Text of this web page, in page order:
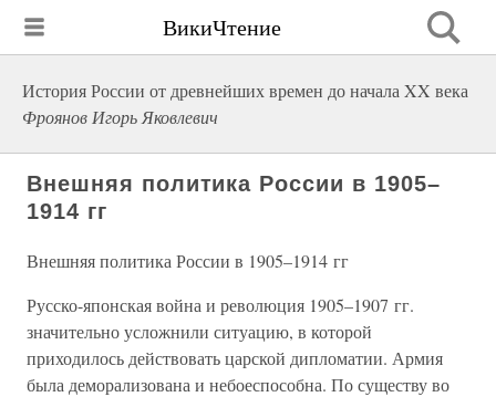
ВикиЧтение
История России от древнейших времен до начала XX века
Фроянов Игорь Яковлевич
Внешняя политика России в 1905–
1914 гг
Внешняя политика России в 1905–1914 гг
Русско-японская война и революция 1905–1907 гг.
значительно усложнили ситуацию, в которой
приходилось действовать царской дипломатии. Армия
была деморализована и небоеспособна. По существу во